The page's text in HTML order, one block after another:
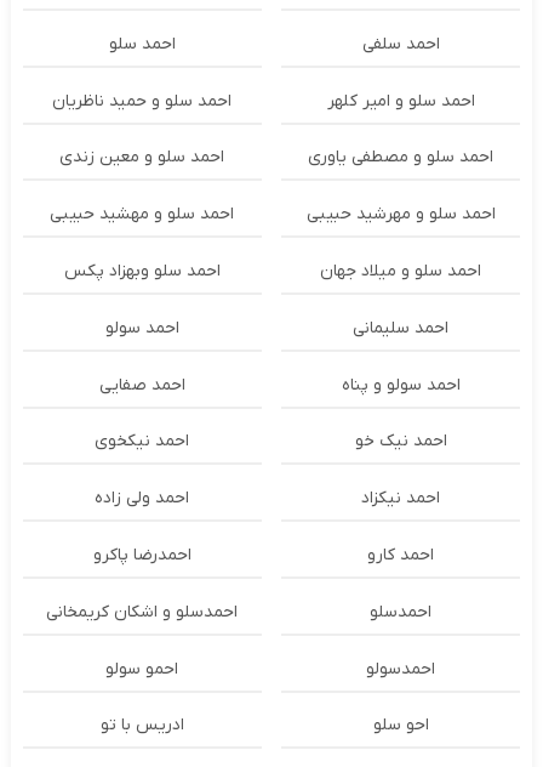
احمد سلفی احمد سلو
احمد سلو و امیر کلهر احمد سلو و حمید ناظریان
احمد سلو و مصطفی یاوری احمد سلو و معین زندی
احمد سلو و مهرشید حبیبی احمد سلو و مهشید حبیبی
احمد سلو و میلاد جهان احمد سلو وبهزاد پکس
احمد سلیمانی احمد سولو
احمد سولو و پناه احمد صفایی
احمد نیک خو احمد نیکخوی
احمد نیکزاد احمد ولی زاده
احمد کارو احمدرضا پاکرو
احمدسلو احمدسلو و اشکان کریمخانی
احمدسولو احمو سولو
احو سلو ادریس با تو